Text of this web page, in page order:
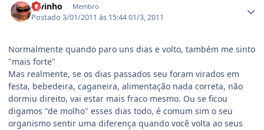
ravinho Membro
Postado3/01/2011 às 15:4401/3, 2011
Normalmente quando paro uns dias e volto, também me sinto
"mais forte"
Mas realmente, se os dias passados seu foram virados em
festa, bebedeira, caganeira, alimentação nada correta, não
dormiu direito, vai estar mais fraco mesmo. Ou se ficou
digamos "de molho" esses dias todo, é comum sim o seu
organismo sentir uma diferença quando você volta ao seus